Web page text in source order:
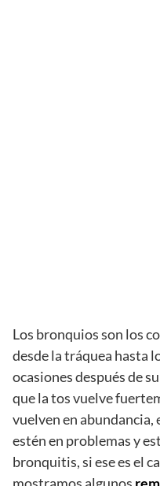
Los bronquios son los
desde la tráquea hasta
ocasiones después de
que la tos vuelve
vuelven en
estén en problemas y
bronquitis, si ese es el